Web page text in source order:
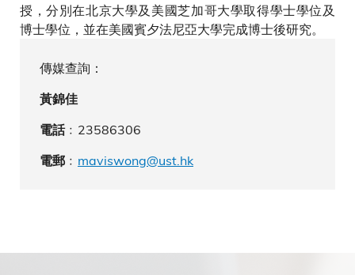
授，分別在北京大學及美國芝加哥大學取得學士學位及
博士學位，並在美國賓夕法尼亞大學完成博士後研究。
傳媒查詢：
黃錦佳
電話﹕23586306
電郵 ﹕ maviswong@ust.hk